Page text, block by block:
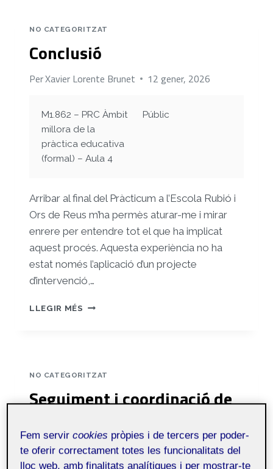
NO CATEGORITZAT
Conclusió
PerXavier Lorente Brunet 12 gener, 2026
M1.862 – PRC Àmbit
millora de la
pràctica educativa
(formal) – Aula 4
Públic
Arribar al final del Pràcticum a l’Escola Rubió i
Ors de Reus m’ha permès aturar-me i mirar
enrere per entendre tot el que ha implicat
aquest procés. Aquesta experiència no ha
estat només l’aplicació d’un projecte
d’intervenció,…
LLEGIR MÉS CONCLUSIÓ
NO CATEGORITZAT
Seguiment i coordinació de
Per Xavier Lorente Brunet 8 gener, 2026
Fem servircookies pròpies i de tercers per poder-
te oferir correctament totes les funcionalitats del
lloc web, amb finalitats analítiques i per mostrar-te